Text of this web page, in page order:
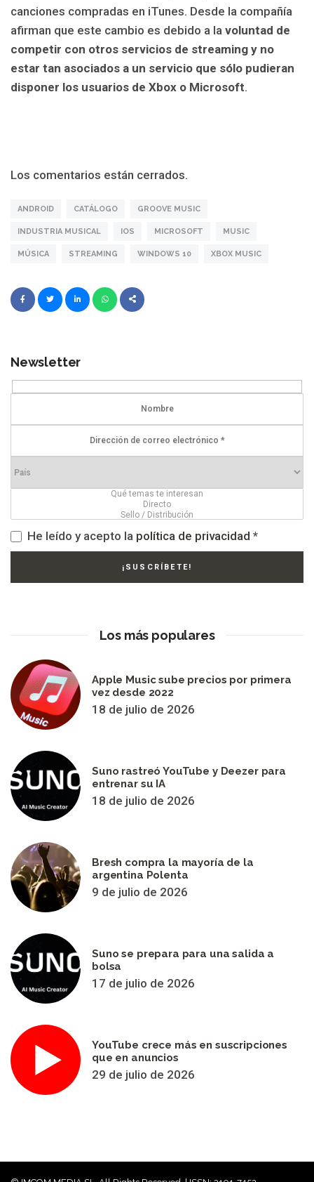
canciones compradas en iTunes. Desde la compañía
afirman que este cambio es debido a la voluntad de
competir con otros servicios de streaming y no
estar tan asociados a un servicio que sólo pudieran
disponer los usuarios de Xbox o Microsoft.
Los comentarios están cerrados.
ANDROID CATÁLOGO GROOVE MUSIC
INDUSTRIA MUSICAL IOS MICROSOFT MUSIC
MÚSICA STREAMING WINDOWS 10 XBOX MUSIC
Newsletter
He leído y acepto la política de privacidad *
Los más populares
Apple Music sube precios por primera
vez desde 2022
18 de julio de 2026
Suno rastreó YouTube y Deezer para
entrenar su IA
18 de julio de 2026
Bresh compra la mayoría de la
argentina Polenta
9 de julio de 2026
Suno se prepara para una salida a
bolsa
17 de julio de 2026
YouTube crece más en suscripciones
que en anuncios
29 de julio de 2026